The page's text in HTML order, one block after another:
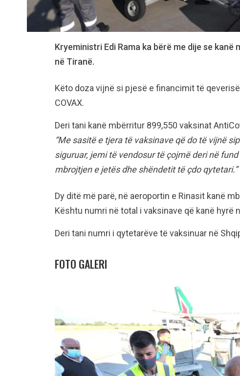
Kryeministri Edi Rama ka bërë me dije se
në Tiranë.
Këto doza vijnë si pjesë e financimit të
COVAX.
Deri tani kanë mbërritur 899,550 vaksinat
“Me sasitë e tjera të vaksinave që do të vijnë
siguruar, jemi të vendosur të çojmë deri në
mbrojtjen e jetës dhe shëndetit të çdo qytetari.”
Dy ditë më parë, në aeroportin e Rinasit kanë
Kështu numri në total i vaksinave që kanë hyrë
Deri tani numri i qytetarëve të vaksinuar në
FOTO GALERI